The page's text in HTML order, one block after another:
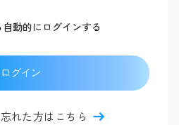
動的にログインする
ログイン
れた方はこちら